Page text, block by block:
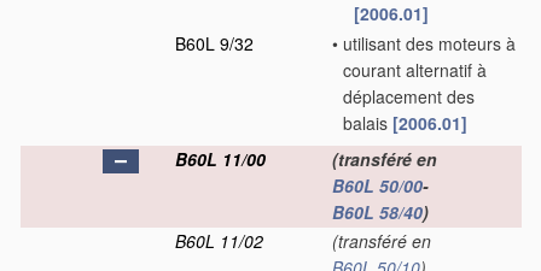
[2006.01]
B60L 9/32
• utilisant des moteurs à
courant alternatif à
déplacement des
balais [2006.01]
B60L 11/00
(transféré en
B60L 50/00-
B60L 58/40)
B60L 11/02
(transféré en